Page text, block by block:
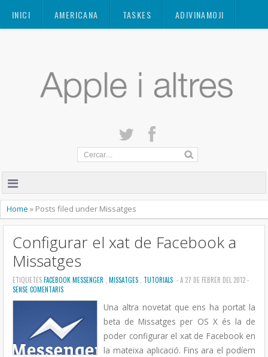
INICI AMERICANA TASKES ADIVINAMOJI
Home » Posts filed under Missatges
Configurar el xat de Facebook a
Missatges
ETIQUETESFACEBOOK MESSENGER , MISSATGES , TUTORIALS - A 27 DE FEBRER DEL 2012 -
SENSE COMENTARIS
Una altra novetat que ens ha portat la
beta de Missatges per OS X és la de
poder configurar el xat de Facebook en
la mateixa aplicació. Fins ara el podíem